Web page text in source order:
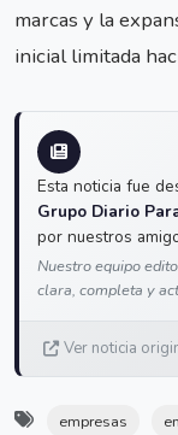
marcas y la
inicial limitada
Esta noticia fue
Grupo Diario
por nuestros
Nuestro equipo
clara, completa y
Ver noticia
empresas